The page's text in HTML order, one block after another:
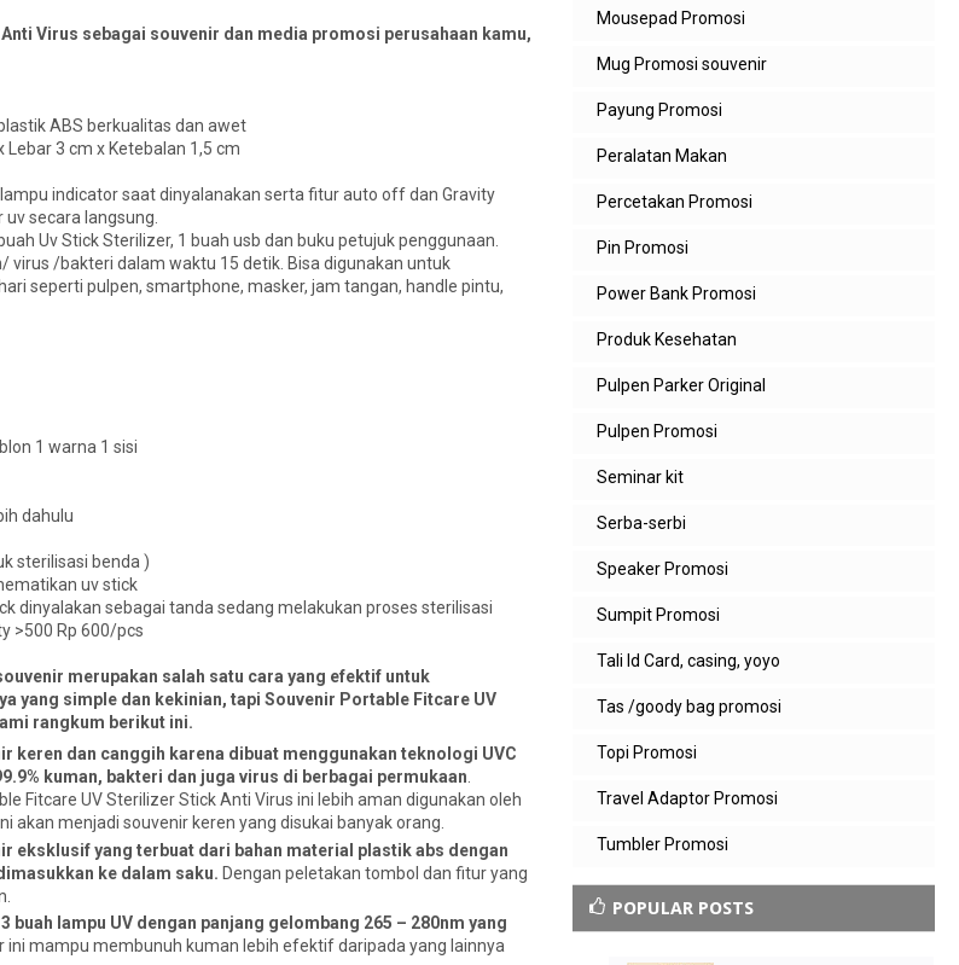
Virus sebagai souvenir dan media promosi perusahaan kamu,
ABS berkualitas dan awet
3 cm x Ketebalan 1,5 cm
indicator saat dinyalanakan serta fitur auto off dan Gravity
secara langsung.
Uv Stick Sterilizer, 1 buah usb dan buku petujuk penggunaan.
virus /bakteri dalam waktu 15 detik. Bisa digunakan untuk
seperti pulpen, smartphone, masker, jam tangan, handle pintu,
1 warna 1 sisi
dahulu
sterilisasi benda )
uv stick
dinyalakan sebagai tanda sedang melakukan proses sterilisasi
>500 Rp 600/pcs
merupakan salah satu cara yang efektif untuk
yang simple dan kekinian, tapi Souvenir Portable Fitcare UV
rangkum berikut ini.
keren dan canggih karena dibuat menggunakan teknologi UVC
kuman, bakteri dan juga virus di berbagai permukaan
Fitcare UV Sterilizer Stick Anti Virus ini lebih aman digunakan oleh
menjadi souvenir keren yang disukai banyak orang.
eksklusif yang terbuat dari bahan material plastik abs dengan
ke dalam saku. Dengan peletakan tombol dan fitur yang
buah lampu UV dengan panjang gelombang 265 – 280nm yang
ini mampu membunuh kuman lebih efektif daripada yang lainnya
Mousepad Promosi
Mug Promosi souvenir
Payung Promosi
Peralatan Makan
Percetakan Promosi
Pin Promosi
Power Bank Promosi
Produk Kesehatan
Pulpen Parker Original
Pulpen Promosi
Seminar kit
Serba-serbi
Speaker Promosi
Sumpit Promosi
Tali Id Card, casing, yoyo
Tas /goody bag promosi
Topi Promosi
Travel Adaptor Promosi
Tumbler Promosi
POPULAR POSTS